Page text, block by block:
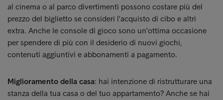
al cinema o al parco divertimenti possono costare più del
prezzo del biglietto se consideri l'acquisto di cibo e altri
extra. Anche le console di gioco sono un'ottima occasione
per spendere di più con il desiderio di nuovi giochi,
contenuti aggiuntivi e abbonamenti a pagamento.
Miglioramento della casa: hai intenzione di ristrutturare una
stanza della tua casa o del tuo appartamento? Anche se hai